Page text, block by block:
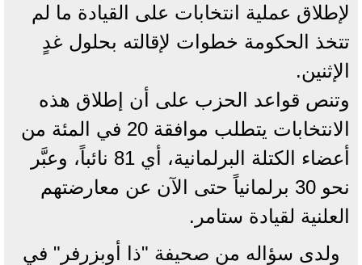
لإطلاق عملية ​انتخابات على القيادة ما ‌لم
تتخذ الحكومة خطوات لإقالته ‌بحلول غدٍ
الإثنين.
وتنص قواعد الحزب على أن إطلاق هذه
الانتخابات يتطلب موافقة 20 في المئة من
أعضاء الكتلة البرلمانية، ‌أي 81 نائباً، وعبَّر
نحو 30 برلمانياً حتى الآن عن ⁠معارضتهم
⁠العلنية لقيادة ستامر.
ولدى سؤاله من صحيفة "ذا أوبزرفر" في